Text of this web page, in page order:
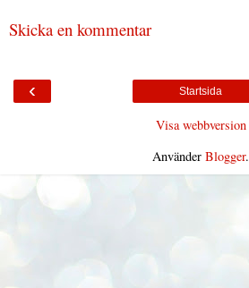
Skicka en kommentar
‹ Startsida
Visa webbversion
Använder Blogger.